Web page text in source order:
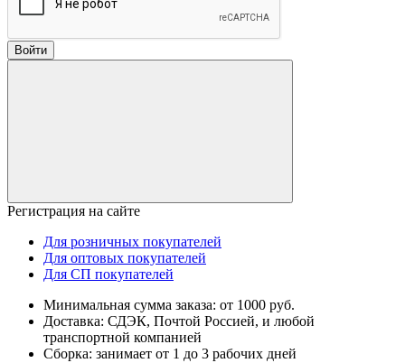
Войти
Регистрация на сайте
Для розничных покупателей
Для оптовых покупателей
Для СП покупателей
Минимальная сумма заказа: от 1000 руб.
Доставка: СДЭК, Почтой Россией, и любой
транспортной компанией
Сборка: занимает от 1 до 3 рабочих дней